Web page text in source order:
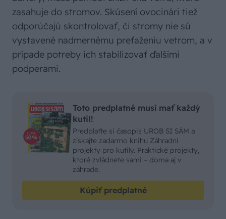
zasahuje do stromov. Skúsení ovocinári tiež
odporúčajú skontrolovať, či stromy nie sú
vystavené nadmernému preťaženiu vetrom, a v
prípade potreby ich stabilizovať ďalšími
podperami.
Toto predplatné musí mať každý
kutil!
Predplaťte si časopis UROB SI SÁM a
získajte zadarmo knihu Záhradní
projekty pro kutily. Praktické projekty,
ktoré zvládnete sami – doma aj v
záhrade.
Kúpiť predplatné